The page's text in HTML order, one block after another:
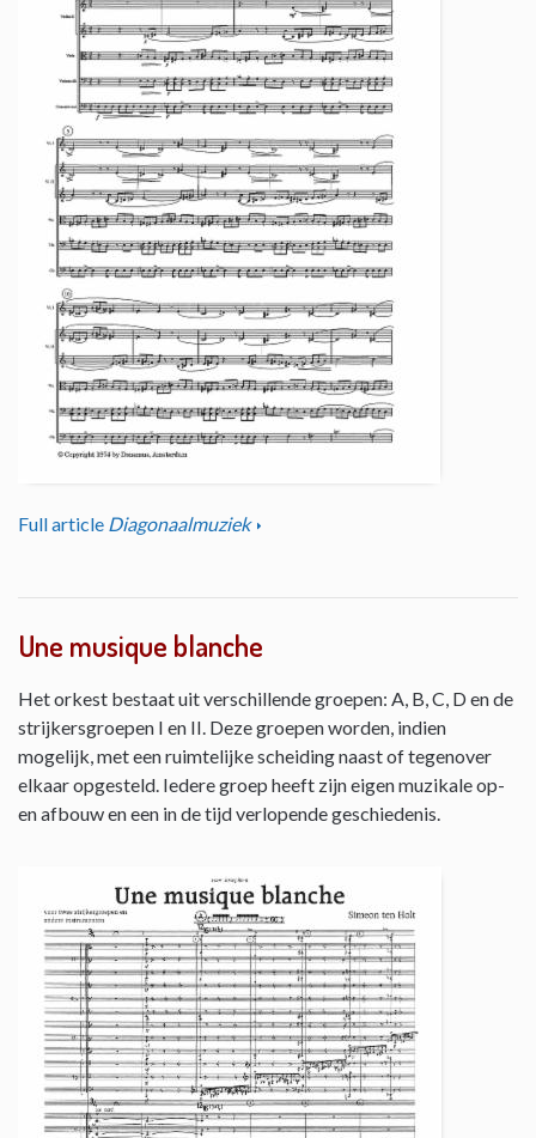
Full article Diagonaalmuziek
Une musique blanche
Het orkest bestaat uit verschillende groepen: A, B, C, D en de
strijkersgroepen I en II. Deze groepen worden, indien
mogelijk, met een ruimtelijke scheiding naast of tegenover
elkaar opgesteld. Iedere groep heeft zijn eigen muzikale op-
en afbouw en een in de tijd verlopende geschiedenis.